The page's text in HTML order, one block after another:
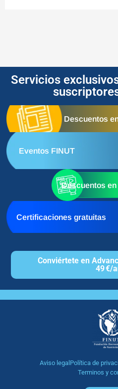
Servicios
Descuentos
Eventos FINUT
Descuentos
Certificaciones gratuitas
Conviértete en
49 €/
Aviso legal Política de
Terminos y